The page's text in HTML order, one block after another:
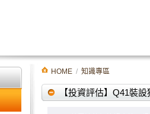
HOME / 知識專區
【投資評估】Q41裝